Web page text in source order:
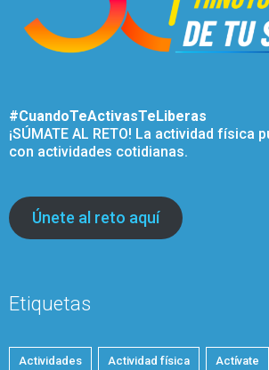
#CuandoTeActivasTeLiberas
¡SÚMATE AL RETO! La actividad física
con actividades cotidianas.
Únete al reto aquí
Etiquetas
Actividades Actividad física Actívate